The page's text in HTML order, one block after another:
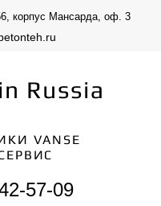
корпус Мансарда, оф. 3
Russia
VANSE
57-09